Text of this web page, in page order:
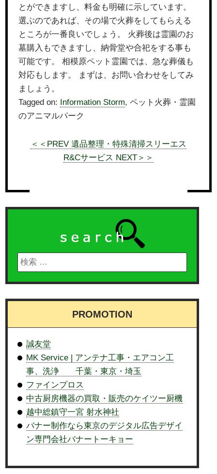
とができますし、料金も明確に示しています。
選ぶのであれば、その場で火葬をしてもらえる
ところが一番良いでしょう。 火葬後は霊園のお
墓購入もできますし、納骨堂や合祀をする事も
可能です。 相模原ペット霊園では、急な葬儀も
対応もします。 まずは、お問い合わせをしてみ
ましょう。
Tagged on: Information Storm, ペット火葬・霊園
のアニマルパーク
＜＜PREV 遺品整理・特殊清掃スリーエス
R&Cサービス NEXT＞＞
PROMOTION
誠友堂
MK Service | アンテナ工事・エアコン工
事、洗浄 千葉・東京・埼玉
ファインプロス
中古厨房機器の買取・販売のケイツー厨機
越中総鎮守一宮 射水神社
バナー制作なら東京のデジタル広告デザイ
ン専門会社バナートーキョー